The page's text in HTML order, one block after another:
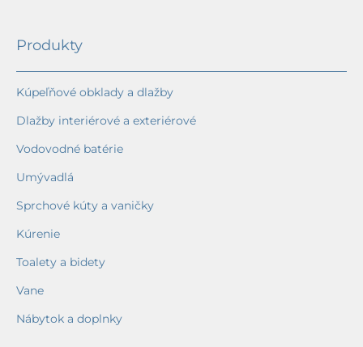
Produkty
Kúpeľňové obklady a dlažby
Dlažby interiérové a exteriérové
Vodovodné batérie
Umývadlá
Sprchové kúty a vaničky
Kúrenie
Toalety a bidety
Vane
Nábytok a doplnky